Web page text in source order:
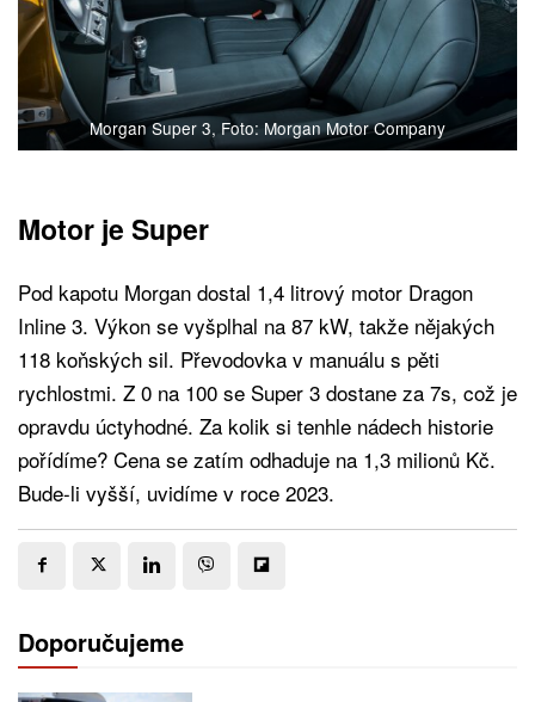
Morgan Super 3, Foto: Morgan Motor Company
Motor je Super
Pod kapotu Morgan dostal 1,4 litrový motor Dragon
Inline 3. Výkon se vyšplhal na 87 kW, takže nějakých
118 koňských sil. Převodovka v manuálu s pěti
rychlostmi. Z 0 na 100 se Super 3 dostane za 7s, což je
opravdu úctyhodné. Za kolik si tenhle nádech historie
pořídíme? Cena se zatím odhaduje na 1,3 milionů Kč.
Bude-li vyšší, uvidíme v roce 2023.
Doporučujeme